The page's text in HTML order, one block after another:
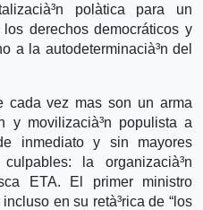
polà­tica para un
derechos democráticos y
a la autodeterminacià³n del
cada vez mas son un arma
y movilizacià³n populista a
inmediato y sin mayores
la organizacià³n
ETA. El primer ministro
en su retà³rica de “los